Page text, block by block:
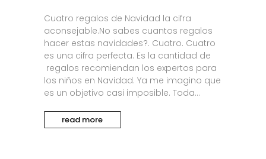
Cuatro regalos de Navidad la cifra
aconsejable.No sabes cuantos regalos
hacer estas navidades?. Cuatro. Cuatro
es una cifra perfecta. Es la cantidad de
regalos recomiendan los expertos para
los niños en Navidad. Ya me imagino que
es un objetivo casi imposible. Toda...
read more